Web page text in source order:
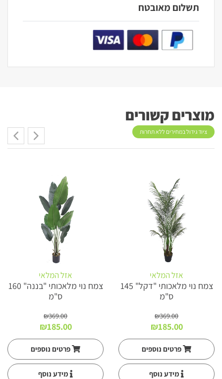
תשלום מאובטח
מוצרים קשורים
ציוד גידול במחירים ללא תחרות
מבצע!
אזל המלאי
צמח נוי מלאכותי "דקל" 145
ס"מ
₪369.00
המחיר
המקורי
היה:
₪369.00.
₪185.00
הנוכחי
הוא:
₪185.00.
פרטים נוספים
מידע נוסף
מבצע!
אזל המלאי
צמח נוי מלאכותי "בננה" 160
ס"מ
₪369.00
המחיר
המקורי
היה:
₪369.00.
₪185.00
הנוכחי
הוא:
₪185.00.
פרטים נוספים
מידע נוסף